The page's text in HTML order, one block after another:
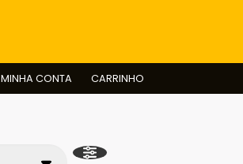
MINHA CONTA CARRINHO